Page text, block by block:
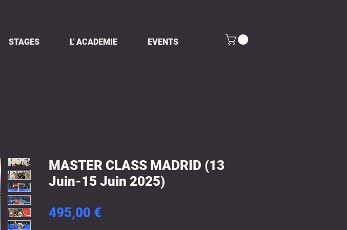
STAGES L' ACADEMIE EVENTS
MASTER CLASS MADRID (13
Juin-15 Juin 2025)
495,00 €